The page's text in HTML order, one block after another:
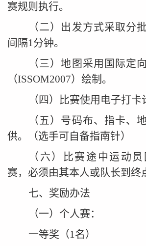
赛规则执行。
（二）出发方式采取分
间隔1分钟。
（三）地图采用国际定
（ISSOM2007）绘制。
（四）比赛使用电子打卡
（五）号码布、指卡、
供。（选手可自备指南针）
（六）比赛途中运动
赛，必须由其本人或队长到终
七、奖励办法
（一）个人赛：
一等奖（1名）